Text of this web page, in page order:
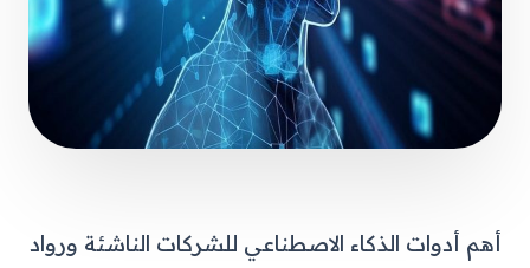
أهم أدوات الذكاء الاصطناعي للشركات الناشئة ورواد